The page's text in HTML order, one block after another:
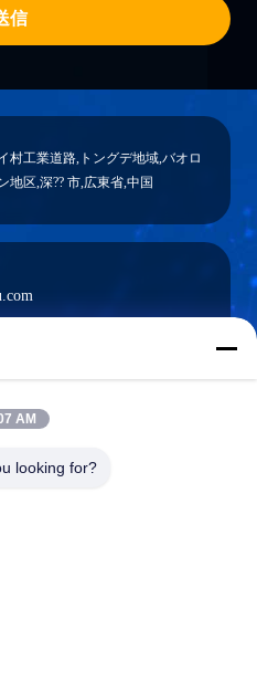
信
村工業道路,トングデ地域,バオロ
地区,深?? 市,広東省,中国
AM
looking for?